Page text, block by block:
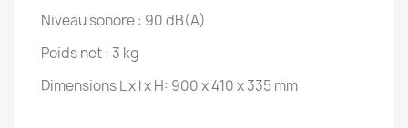
Niveau sonore : 90 dB(A)
Poids net : 3 kg
Dimensions L x l x H: 900 x 410 x 335 mm